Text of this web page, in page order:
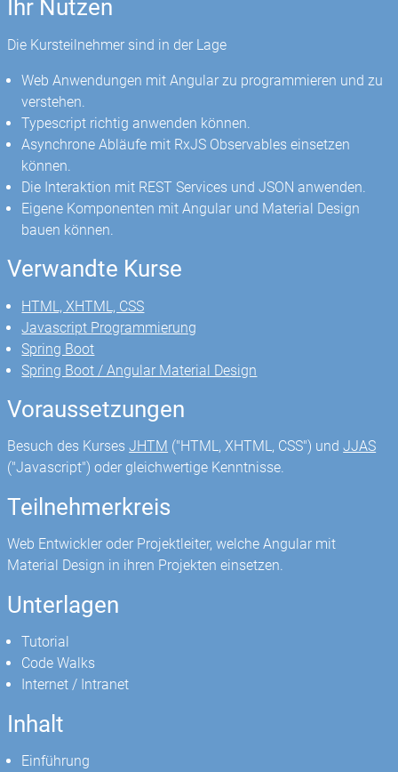
Ihr Nutzen
Die Kursteilnehmer sind in der Lage
Web Anwendungen mit Angular zu programmieren und zu
verstehen.
Typescript richtig anwenden können.
Asynchrone Abläufe mit RxJS Observables einsetzen
können.
Die Interaktion mit REST Services und JSON anwenden.
Eigene Komponenten mit Angular und Material Design
bauen können.
Verwandte Kurse
HTML, XHTML, CSS
Javascript Programmierung
Spring Boot
Spring Boot / Angular Material Design
Voraussetzungen
Besuch des KursesJHTM ("HTML, XHTML, CSS") undJJAS
("Javascript") oder gleichwertige Kenntnisse.
Teilnehmerkreis
Web Entwickler oder Projektleiter, welche Angular mit
Material Design in ihren Projekten einsetzen.
Unterlagen
Tutorial
Code Walks
Internet / Intranet
Inhalt
Einführung